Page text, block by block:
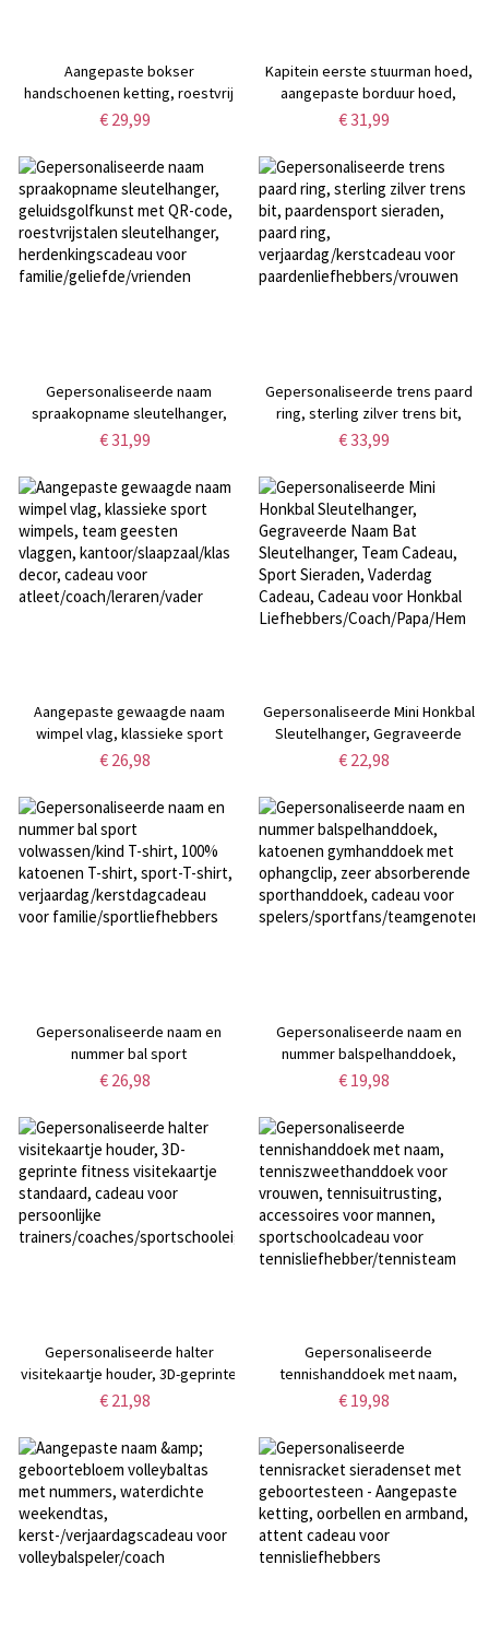
Aangepaste bokser
handschoenen ketting, roestvrij
staal kettingen met zilver / goud
giften
€ 29,99
Kapitein eerste stuurman hoed,
aangepaste borduur hoed,
gepersonaliseerde Baseballcap,
stuurlieden/kapiteins
€ 31,99
Gepersonaliseerde naam
spraakopname sleutelhanger,
geluidsgolfkunst met QR-code,
herdenkingscadeau voor
familie/geliefde/vrienden
€ 31,99
Gepersonaliseerde trens paard
ring, sterling zilver trens bit,
paardensport sieraden, paard
voor
paardenliefhebbers/vrouwen
€ 33,99
Aangepaste gewaagde naam
wimpel vlag, klassieke sport
wimpels, team geesten vlaggen,
cadeau voor
atleet/coach/leraren/vader
€ 26,98
Gepersonaliseerde Mini Honkbal
Sleutelhanger, Gegraveerde
Naam Bat Sleutelhanger, Team
Vaderdag Cadeau, Cadeau voor
Honkbal
Liefhebbers/Coach/Papa/Hem
€ 22,98
Gepersonaliseerde naam en
nummer bal sport
volwassen/kind T-shirt, 100%
verjaardag/kerstdagcadeau voor
familie/sportliefhebbers
€ 26,98
Gepersonaliseerde naam en
nummer balspelhanddoek,
katoenen gymhanddoek met
sporthanddoek, cadeau voor
spelers/sportfans/teamgenoten
€ 19,98
Gepersonaliseerde halter
visitekaartje houder, 3D-geprinte
fitness visitekaartje standaard,
trainers/coaches/sportschooleigenaren/fysiotherapeuten
€ 21,98
Gepersonaliseerde
tennishanddoek met naam,
tenniszweethanddoek voor
accessoires voor mannen,
sportschoolcadeau voor
tennisliefhebber/tennisteam
€ 19,98